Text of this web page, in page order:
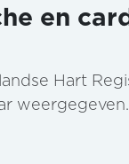
en
Hart
weergegeven.